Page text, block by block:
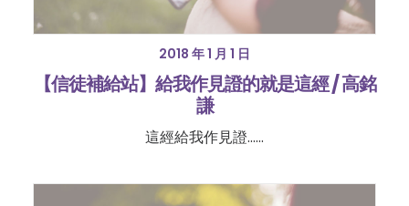
2018 年 1 月 1 日
【信徒補給站】給我作見證的就是這經 / 高銘
謙
這經給我作見證……